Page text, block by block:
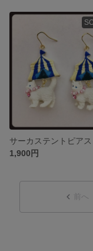
サーカステントピアス
1,900円
前へ